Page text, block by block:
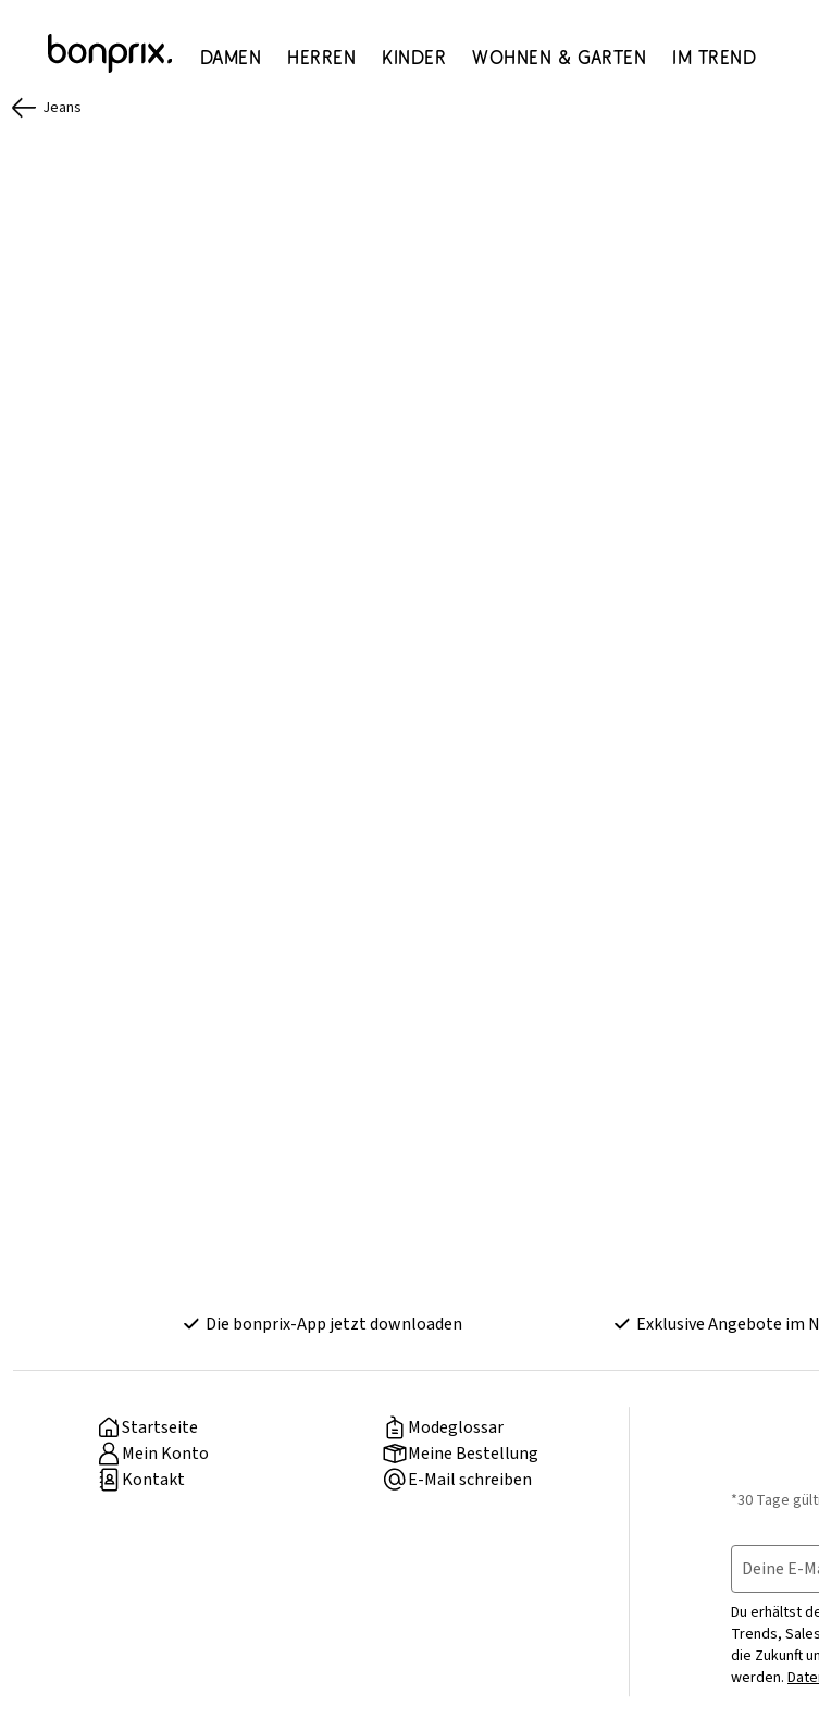
Damen Herren Kinder Wohnen & Garten Im Trend
Jeans
Die bonprix-App jetzt downloaden Exklusive Angebote im
Startseite
Modeglossar
Mein Konto
Meine Bestellung
Kontakt
E-Mail schreiben
*30 Tage
Deine E-
Du erhältst
Trends,
die Zukunft
werden.